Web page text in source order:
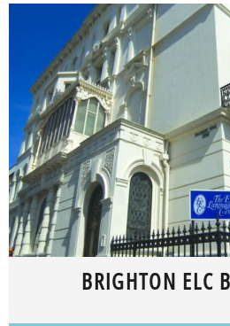
BRIGHTON ELC